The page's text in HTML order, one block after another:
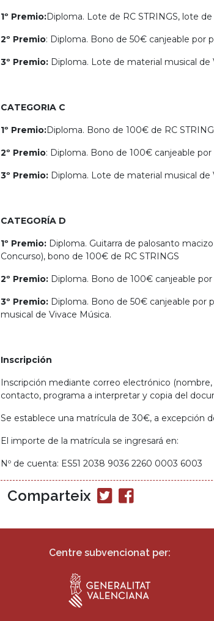
1º Premio:Diploma. Lote de RC STRINGS, lote de
2º Premio: Diploma. Bono de 50€ canjeable por
3º Premio: Diploma. Lote de material musical de
CATEGORIA C
1º Premio:Diploma. Bono de 100€ de RC
2º Premio: Diploma. Bono de 100€ canjeable
3º Premio: Diploma. Lote de material musical de
CATEGORÍA D
1º Premio: Diploma. Guitarra de palosanto
Concurso), bono de 100€ de RC STRINGS
2º Premio: Diploma. Bono de 100€ canjeable por
3º Premio: Diploma. Bono de 50€ canjeable por
musical de Vivace Música.
Inscripción
Inscripción mediante correo electrónico
contacto, programa a interpretar y copia del
Se establece una matrícula de 30€, a excepción
El importe de la matrícula se ingresará en:
Nº de cuenta: ES51 2038 9036 2260 0003 6003
Comparteix
Compartir
en
Compartir
en
Centre subvencionat per: